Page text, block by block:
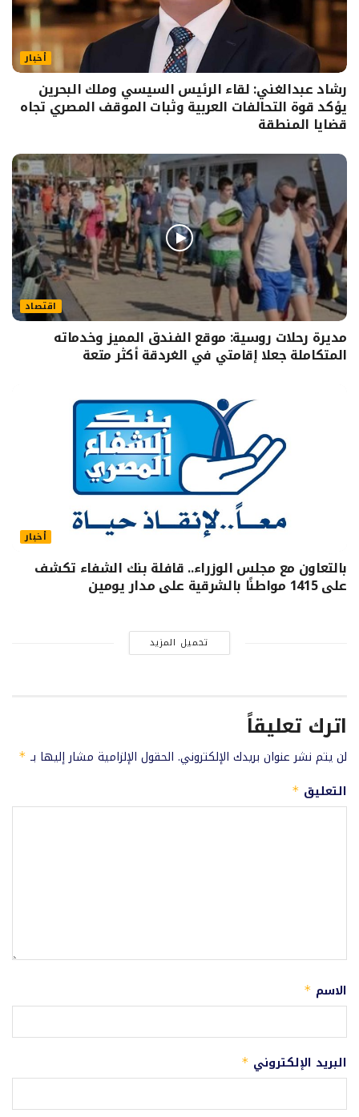
أخبار
رشاد عبدالغني: لقاء الرئيس السيسي وملك البحرين
يؤكد قوة التحالفات العربية وثبات الموقف المصري تجاه
قضايا المنطقة
اقتصاد
مديرة رحلات روسية: موقع الفندق المميز وخدماته
المتكاملة جعلا إقامتي في الغردقة أكثر متعة
أخبار
بالتعاون مع مجلس الوزراء.. قافلة بنك الشفاء تكشف
على 1415 مواطنًا بالشرقية على مدار يومين
تحميل المزيد
اترك تعليقاً
لن يتم نشر عنوان بريدك الإلكتروني. الحقول الإلزامية مشار إليها بـ *
التعليق *
الاسم *
البريد الإلكتروني *